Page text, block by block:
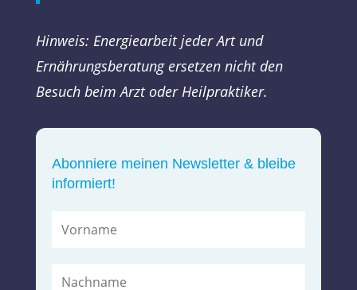
Hinweis: Energiearbeit jeder Art und
Ernährungsberatung ersetzen nicht den
Besuch beim Arzt oder Heilpraktiker.
Abonniere meinen Newsletter & bleibe
informiert!